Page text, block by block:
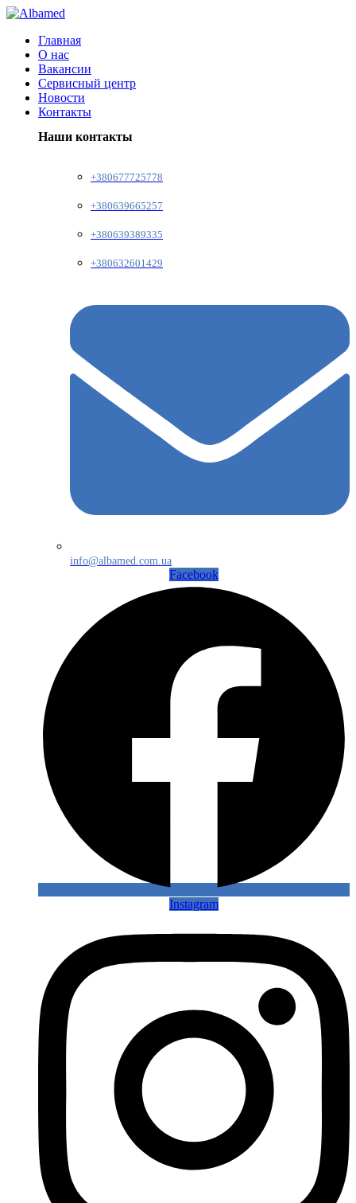
Главная
О нас
Вакансии
Сервисный центр
Новости
Контакты
Наши контакты
+380677725778
+380639665257
+380639389335
+380632601429
info@albamed.com.ua
Facebook
Instagram